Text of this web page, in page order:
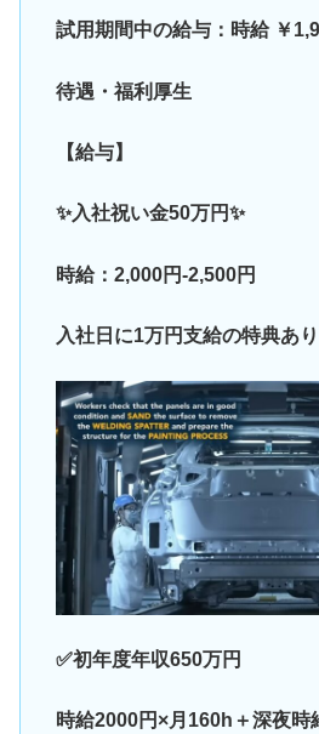
試用期間中の給与：時給 ￥
待遇・福利厚生
【給与】
✨入社祝い金50万円✨
時給：2,000円-2,500円
入社日に1万円支給の特典あり
✅初年度年収650万円
時給2000円×月160h＋深夜時